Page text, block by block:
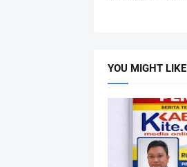
YOU MIGHT LIKE